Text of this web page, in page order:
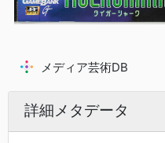
メディア芸術DB
詳細メタデータ